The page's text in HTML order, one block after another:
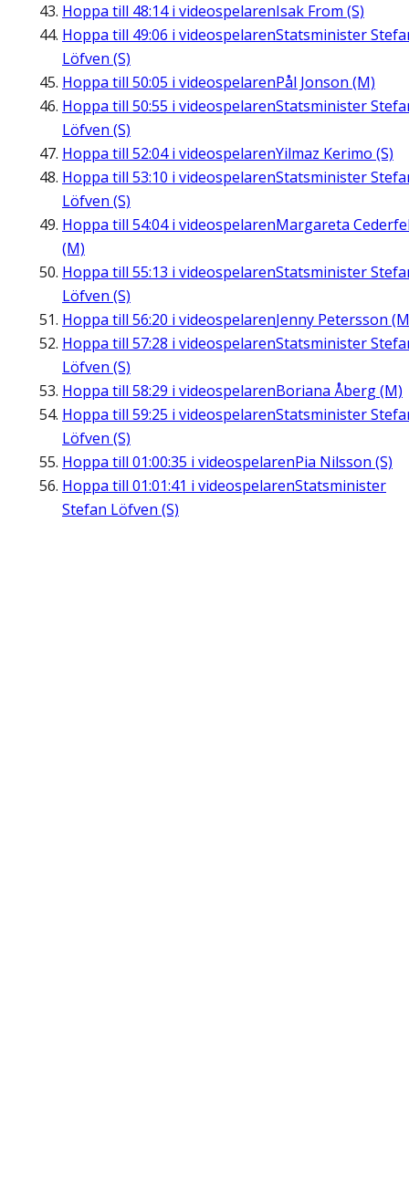
Hoppa till 48:14i videospelarenIsak From (S)
Hoppa till 49:06 i videospelarenStatsminister
Löfven (S)
Hoppa till 50:05 i videospelarenPål Jonson (M)
Hoppa till 50:55 i videospelarenStatsminister
Löfven (S)
Hoppa till 52:04i videospelarenYilmaz Kerimo (S)
Hoppa till 53:10 i videospelarenStatsminister
Löfven (S)
Hoppa till 54:04i videospelarenMargareta
(M)
Hoppa till 55:13 i videospelarenStatsminister
Löfven (S)
Hoppa till 56:20 i videospelarenJenny Petersson
Hoppa till 57:28 i videospelarenStatsminister
Löfven (S)
Hoppa till 58:29 i videospelarenBoriana Åberg (M)
Hoppa till 59:25 i videospelarenStatsminister
Löfven (S)
Hoppa till 01:00:35 i videospelarenPia Nilsson (S)
Hoppa till 01:01:41 i videospelarenStatsminister
Stefan Löfven (S)